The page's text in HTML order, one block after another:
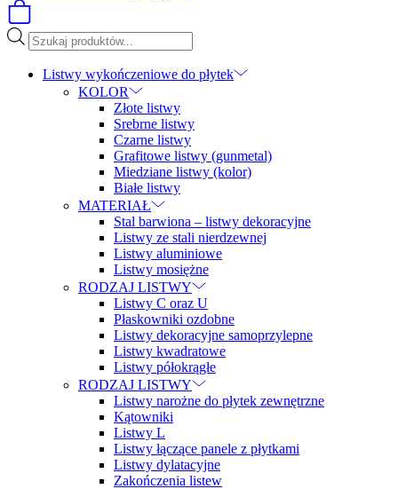
Wyszukiwarka
produktów
Listwy wykończeniowe do płytek
KOLOR
Złote listwy
Srebrne listwy
Czarne listwy
Grafitowe listwy (gunmetal)
Miedziane listwy (kolor)
Białe listwy
MATERIAŁ
Stal barwiona – listwy dekoracyjne
Listwy ze stali nierdzewnej
Listwy aluminiowe
Listwy mosiężne
RODZAJ LISTWY
Listwy C oraz U
Płaskowniki ozdobne
Listwy dekoracyjne samoprzylepne
Listwy kwadratowe
Listwy półokrągłe
RODZAJ LISTWY
Listwy narożne do płytek zewnętrzne
Kątowniki
Listwy L
Listwy łączące panele z płytkami
Listwy dylatacyjne
Zakończenia listew